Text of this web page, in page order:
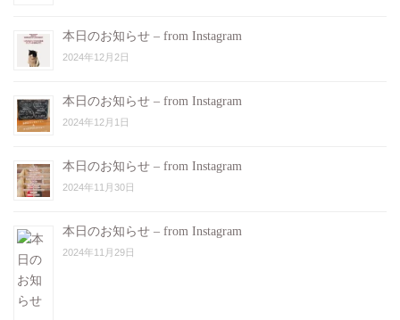
本日のお知らせ – from Instagram
2024年12月2日
本日のお知らせ – from Instagram
2024年12月1日
本日のお知らせ – from Instagram
2024年11月30日
本日のお知らせ – from Instagram
2024年11月29日